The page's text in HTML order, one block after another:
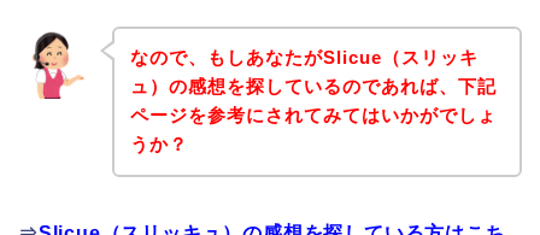
なので、もしあなたがSlicue（スリッキ
ュ）の感想を探しているのであれば、下記
ページを参考にされてみてはいかがでしょ
うか？